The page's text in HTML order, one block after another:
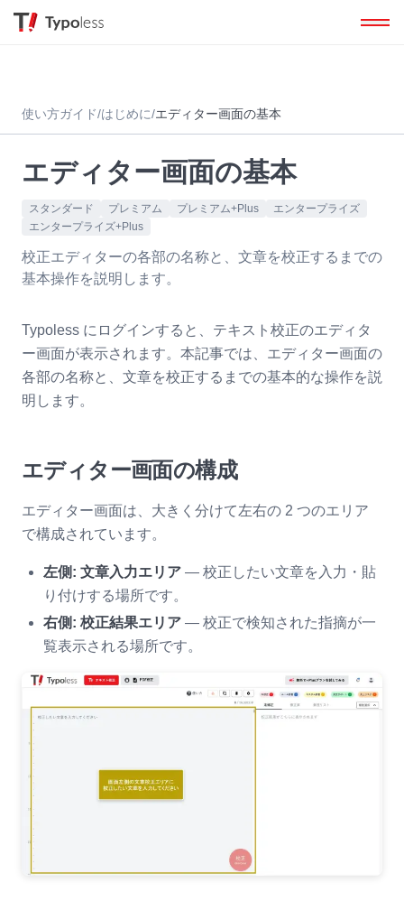
使い方ガイド/はじめに/エディター画面の基本
エディター画面の基本
スタンダード プレミアム プレミアム+Plus
エンタープライズ
エンタープライズ+Plus
校正エディターの各部の名称と、文章を校正するまでの
基本操作を説明します。
Typoless にログインすると、テキスト校正のエディタ
ー画面が表示されます。本記事では、エディター画面の
各部の名称と、文章を校正するまでの基本的な操作を説
明します。
エディター画面の構成
エディター画面は、大きく分けて左右の 2 つのエリア
で構成されています。
左側: 文章入力エリア — 校正したい文章を入力・貼
り付けする場所です。
右側: 校正結果エリア — 校正で検知された指摘が一
覧表示される場所です。